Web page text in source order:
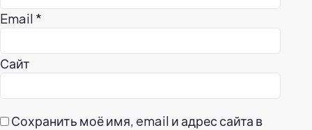
Email *
Сайт
Сохранить моё имя, email и адрес сайта в